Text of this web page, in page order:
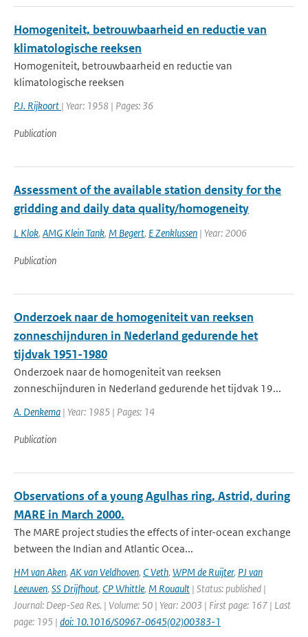
Homogeniteit, betrouwbaarheid en reductie van
klimatologische reeksen
Homogeniteit, betrouwbaarheid en reductie van
klimatologische reeksen
P.J. Rijkoort | Year: 1958 | Pages: 36
Publication
Assessment of the available station density for the
gridding and daily data quality/homogeneity
L Klok, AMG Klein Tank, M Begert, E Zenklussen | Year: 2006
Publication
Onderzoek naar de homogeniteit van reeksen
zonneschijnduren in Nederland gedurende het
tijdvak 1951-1980
Onderzoek naar de homogeniteit van reeksen
zonneschijnduren in Nederland gedurende het tijdvak 19...
A. Denkema | Year: 1985 | Pages: 14
Publication
Observations of a young Agulhas ring, Astrid, during
MARE in March 2000.
The MARE project studies the effects of inter-ocean exchange
between the Indian and Atlantic Ocea...
HM van Aken, AK van Veldhoven, C Veth, WPM de Ruijter, PJ van
Leeuwen, SS Drijfhout, CP Whittle, M Rouault | Status: published |
Journal: Deep-Sea Res. | Volume: 50 | Year: 2003 | First page: 167 | Last
page: 195 | doi: 10.1016/S0967-0645(02)00383-1